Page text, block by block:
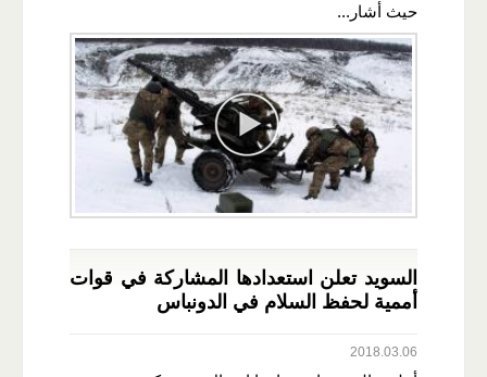
حيث أشار...
السويد تعلن استعدادها المشاركة في قوات
أممية لحفظ السلام في الدونباس
2018.03.06